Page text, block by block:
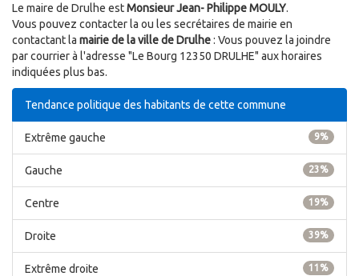
Le maire de Drulhe estMonsieur Jean- Philippe MOULY.
Vous pouvez contacter la ou les secrétaires de mairie en
contactant la mairie de la ville de Drulhe: Vous pouvez la joindre
par courrier à l'adresse "Le Bourg 12350 DRULHE" aux horaires
indiquées plus bas.
Tendance politique des habitants de cette commune
9%
Extrême gauche
23%
Gauche
19%
Centre
39%
Droite
11%
Extrême droite